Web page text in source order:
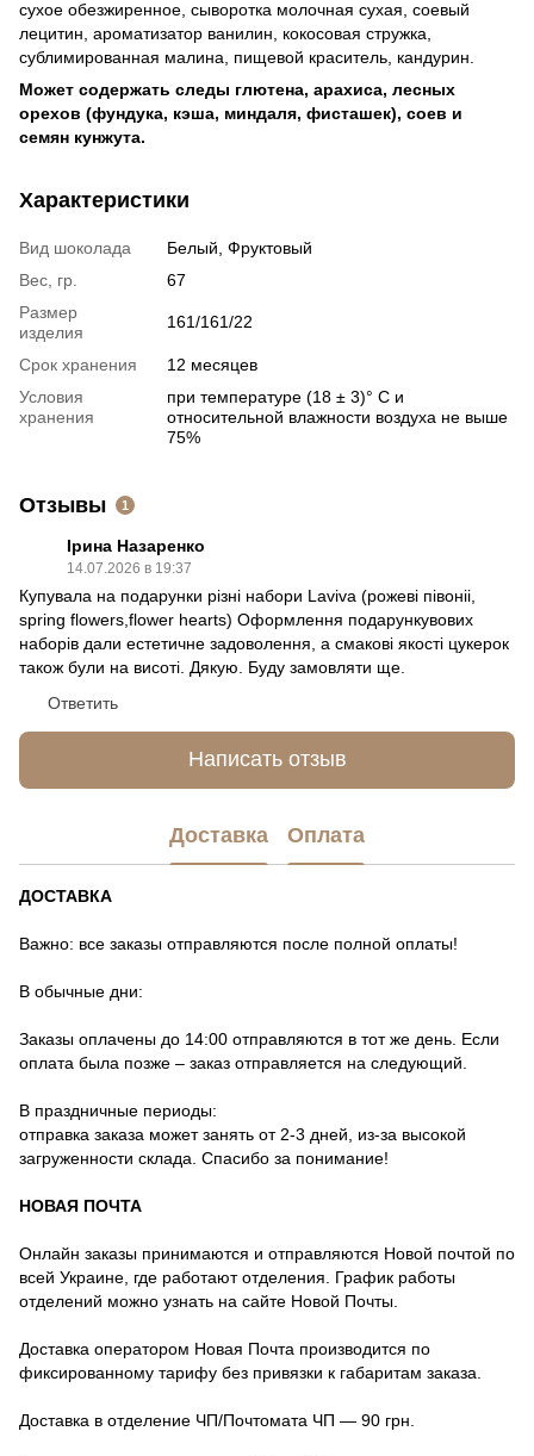
сухое обезжиренное, сыворотка молочная сухая, соевый
лецитин, ароматизатор ванилин, кокосовая стружка,
сублимированная малина, пищевой краситель, кандурин.
Может содержать следы глютена, арахиса, лесных
орехов (фундука, кэша, миндаля, фисташек), соев и
семян кунжута.
Характеристики
Вид шоколада
Белый, Фруктовый
Вес, гр.
67
Размер
изделия
161/161/22
Срок хранения
12 месяцев
Условия
хранения
при температуре (18 ± 3)° С и
относительной влажности воздуха не выше
75%
Отзывы 1
Ірина Назаренко
14.07.2026 в 19:37
Купувала на подарунки різні набори Laviva (рожеві півоніі,
spring flowers,flower hearts) Оформлення подарункувових
наборів дали естетичне задоволення, а смакові якості цукерок
також були на висоті. Дякую. Буду замовляти ще.
Ответить
Написать отзыв
Доставка Оплата
ДОСТАВКА
Важно: все заказы отправляются после полной оплаты!
В обычные дни:
Заказы оплачены до 14:00 отправляются в тот же день. Если
оплата была позже – заказ отправляется на следующий.
В праздничные периоды:
отправка заказа может занять от 2-3 дней, из-за высокой
загруженности склада. Спасибо за понимание!
НОВАЯ ПОЧТА
Онлайн заказы принимаются и отправляются Новой почтой по
всей Украине, где работают отделения. График работы
отделений можно узнать на сайте Новой Почты.
Доставка оператором Новая Почта производится по
фиксированному тарифу без привязки к габаритам заказа.
Доставка в отделение ЧП/Почтомата ЧП — 90 грн.